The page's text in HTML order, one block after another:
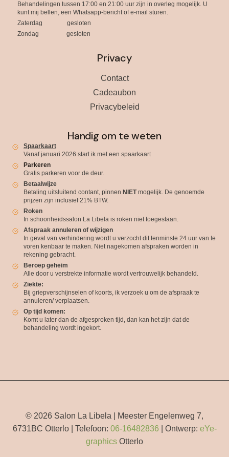
Behandelingen tussen 17:00 en 21:00 uur zijn in overleg mogelijk. U
kunt mij bellen, een Whatsapp-bericht of e-mail sturen.
Zaterdag gesloten
Zondag gesloten
Privacy
Contact
Cadeaubon
Privacybeleid
Handig om te weten
Spaarkaart
Vanaf januari 2026 start ik met een spaarkaart
Parkeren
Gratis parkeren voor de deur.
Betaalwijze
Betaling uitsluitend contant, pinnen NIETmogelijk. De genoemde
prijzen zijn inclusief 21% BTW.
Roken
In schoonheidssalon La Libela is roken niet toegestaan.
Afspraak annuleren of wijzigen
In geval van verhindering wordt u verzocht dit tenminste 24 uur van te
voren kenbaar te maken. Niet nagekomen afspraken worden in
rekening gebracht.
Beroep geheim
Alle door u verstrekte informatie wordt vertrouwelijk behandeld.
Ziekte:
Bij griepverschijnselen of koorts, ik verzoek u om de afspraak te
annuleren/ verplaatsen.
Op tijd komen:
Komt u later dan de afgesproken tijd, dan kan het zijn dat de
behandeling wordt ingekort.
© 2026 Salon La Libela | Meester Engelenweg 7,
6731BC Otterlo | Telefoon: 06-16482836 | Ontwerp: eYe-
graphics Otterlo